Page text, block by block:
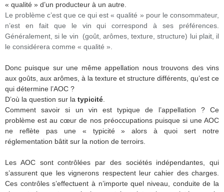
« qualité » d’un producteur à un autre.
Le problème c’est que ce qui est « qualité » pour le consommateur,
n’est en fait que le vin qui correspond à ses préférences.
Généralement, si le vin (goût, arômes, texture, structure) lui plait, il
le considérera comme « qualité ».
Donc puisque sur une même appellation nous trouvons des vins
aux goûts, aux arômes, à la texture et structure différents, qu’est ce
qui détermine l’AOC ?
D’où la question sur la typicité
Comment savoir si un vin est typique de l’appellation ? Ce
problème est au cœur de nos préoccupations puisque si une AOC
ne reflète pas une « typicité » alors à quoi sert notre
réglementation bâtit sur la notion de terroirs.
Les AOC sont contrôlées par des sociétés indépendantes, qui
s’assurent que les vignerons respectent leur cahier des charges.
Ces contrôles s’effectuent à n’importe quel niveau, conduite de la